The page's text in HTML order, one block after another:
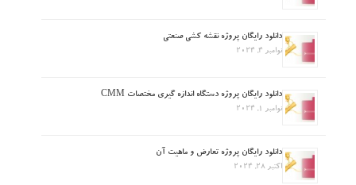
دانلود رایگان پروژه نقشه کشی صنعتی
نوامبر 4, 2024
دانلود رایگان پروژه دستگاه اندازه گیری مختصات CMM
نوامبر 1, 2024
دانلود رایگان پروژه تعارض و ماهیت آن
اکتبر 28, 2024